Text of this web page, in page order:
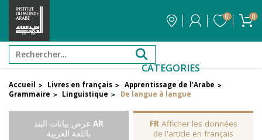
0 0
CATEGORIES
Accueil > Livres en français > Apprentissage de l'Arabe >
Grammaire > Linguistique > De langue à langue
AR عرض بيانات البند
باللغة العربية
FRAfficher les données
de l'article en français